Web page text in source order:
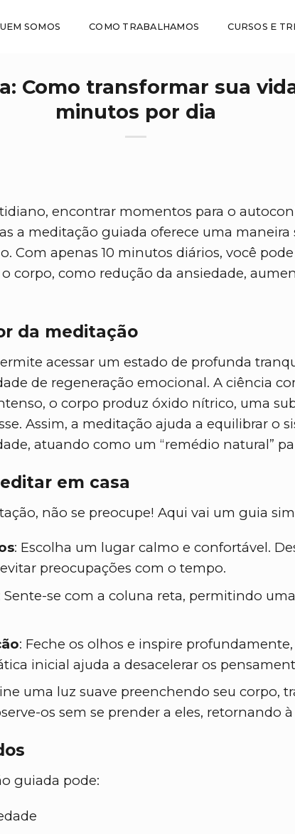
SOMOS COMO TRABALHAMOS CURSOS E
Como transformar sua
minutos por dia
encontrar momentos para o
a meditação guiada oferece uma maneira
Com apenas 10 minutos diários, você
corpo, como redução da ansiedade,
da meditação
acessar um estado de profunda
de regeneração emocional. A ciência
o corpo produz óxido nítrico, uma
Assim, a meditação ajuda a equilibrar o
atuando como um “remédio natural”
em casa
não se preocupe! Aqui vai um guia
: Escolha um lugar calmo e confortável.
preocupações com o tempo.
Sente-se com a coluna reta, permitindo
: Feche os olhos e inspire
inicial ajuda a desacelerar os
uma luz suave preenchendo seu corpo,
os sem se prender a eles, retornando à
guiada pode: